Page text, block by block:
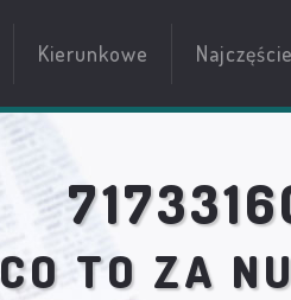
Kierunkowe
CO TO ZA